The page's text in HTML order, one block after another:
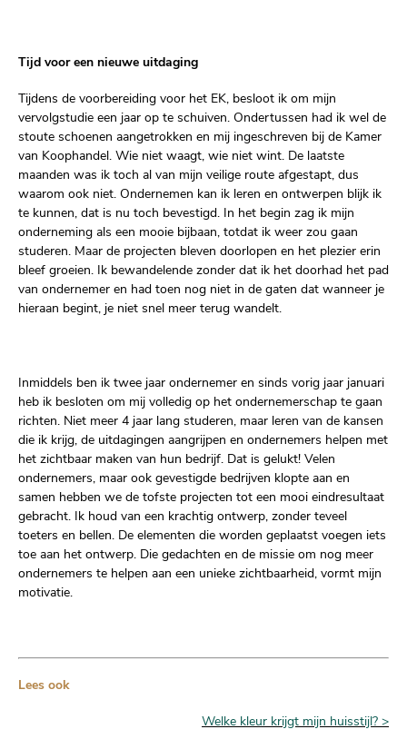
Tijd voor een nieuwe uitdaging
Tijdens de voorbereiding voor het EK, besloot ik om mijn
vervolgstudie een jaar op te schuiven. Ondertussen had ik wel de
stoute schoenen aangetrokken en mij ingeschreven bij de Kamer
van Koophandel. Wie niet waagt, wie niet wint. De laatste
maanden was ik toch al van mijn veilige route afgestapt, dus
waarom ook niet. Ondernemen kan ik leren en ontwerpen blijk ik
te kunnen, dat is nu toch bevestigd. In het begin zag ik mijn
onderneming als een mooie bijbaan, totdat ik weer zou gaan
studeren. Maar de projecten bleven doorlopen en het plezier erin
bleef groeien. Ik bewandelende zonder dat ik het doorhad het pad
van ondernemer en had toen nog niet in de gaten dat wanneer je
hieraan begint, je niet snel meer terug wandelt.
Inmiddels ben ik twee jaar ondernemer en sinds vorig jaar januari
heb ik besloten om mij volledig op het ondernemerschap te gaan
richten. Niet meer 4 jaar lang studeren, maar leren van de kansen
die ik krijg, de uitdagingen aangrijpen en ondernemers helpen met
het zichtbaar maken van hun bedrijf. Dat is gelukt! Velen
ondernemers, maar ook gevestigde bedrijven klopte aan en
samen hebben we de tofste projecten tot een mooi eindresultaat
gebracht. Ik houd van een krachtig ontwerp, zonder teveel
toeters en bellen. De elementen die worden geplaatst voegen iets
toe aan het ontwerp. Die gedachten en de missie om nog meer
ondernemers te helpen aan een unieke zichtbaarheid, vormt mijn
motivatie.
Lees ook
Welke kleur krijgt mijn huisstijl? >